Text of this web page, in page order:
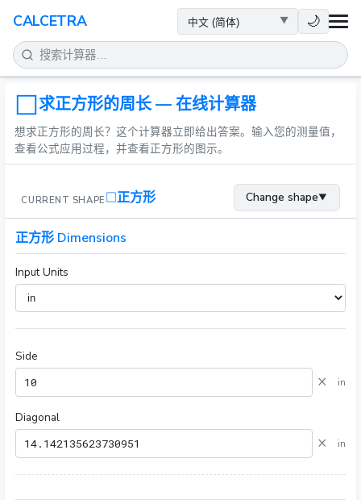
CALCETRA 🌙
数学
转换
科学
其他工具
求正方形的周长 — 在线计算器
想求正方形的周长？这个计算器立即给出答案。输入您的测量值，
查看公式应用过程，并查看正方形的图示。
CURRENT SHAPE 正方形 Change shape▼
正方形 Dimensions
Input Units
Side
× in
Diagonal
× in